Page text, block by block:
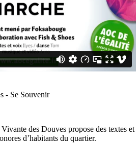
- Se Souvenir
des Douves propose des textes et
d’habitants du quartier.